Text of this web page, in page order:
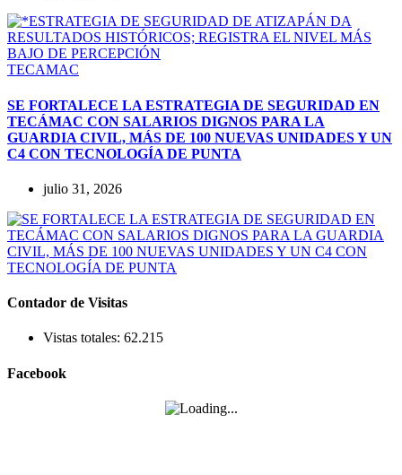
TECAMAC
SE FORTALECE LA ESTRATEGIA DE SEGURIDAD EN
TECÁMAC CON SALARIOS DIGNOS PARA LA
GUARDIA CIVIL, MÁS DE 100 NUEVAS UNIDADES Y UN
C4 CON TECNOLOGÍA DE PUNTA
julio 31, 2026
Contador de Visitas
Vistas totales: 62.215
Facebook